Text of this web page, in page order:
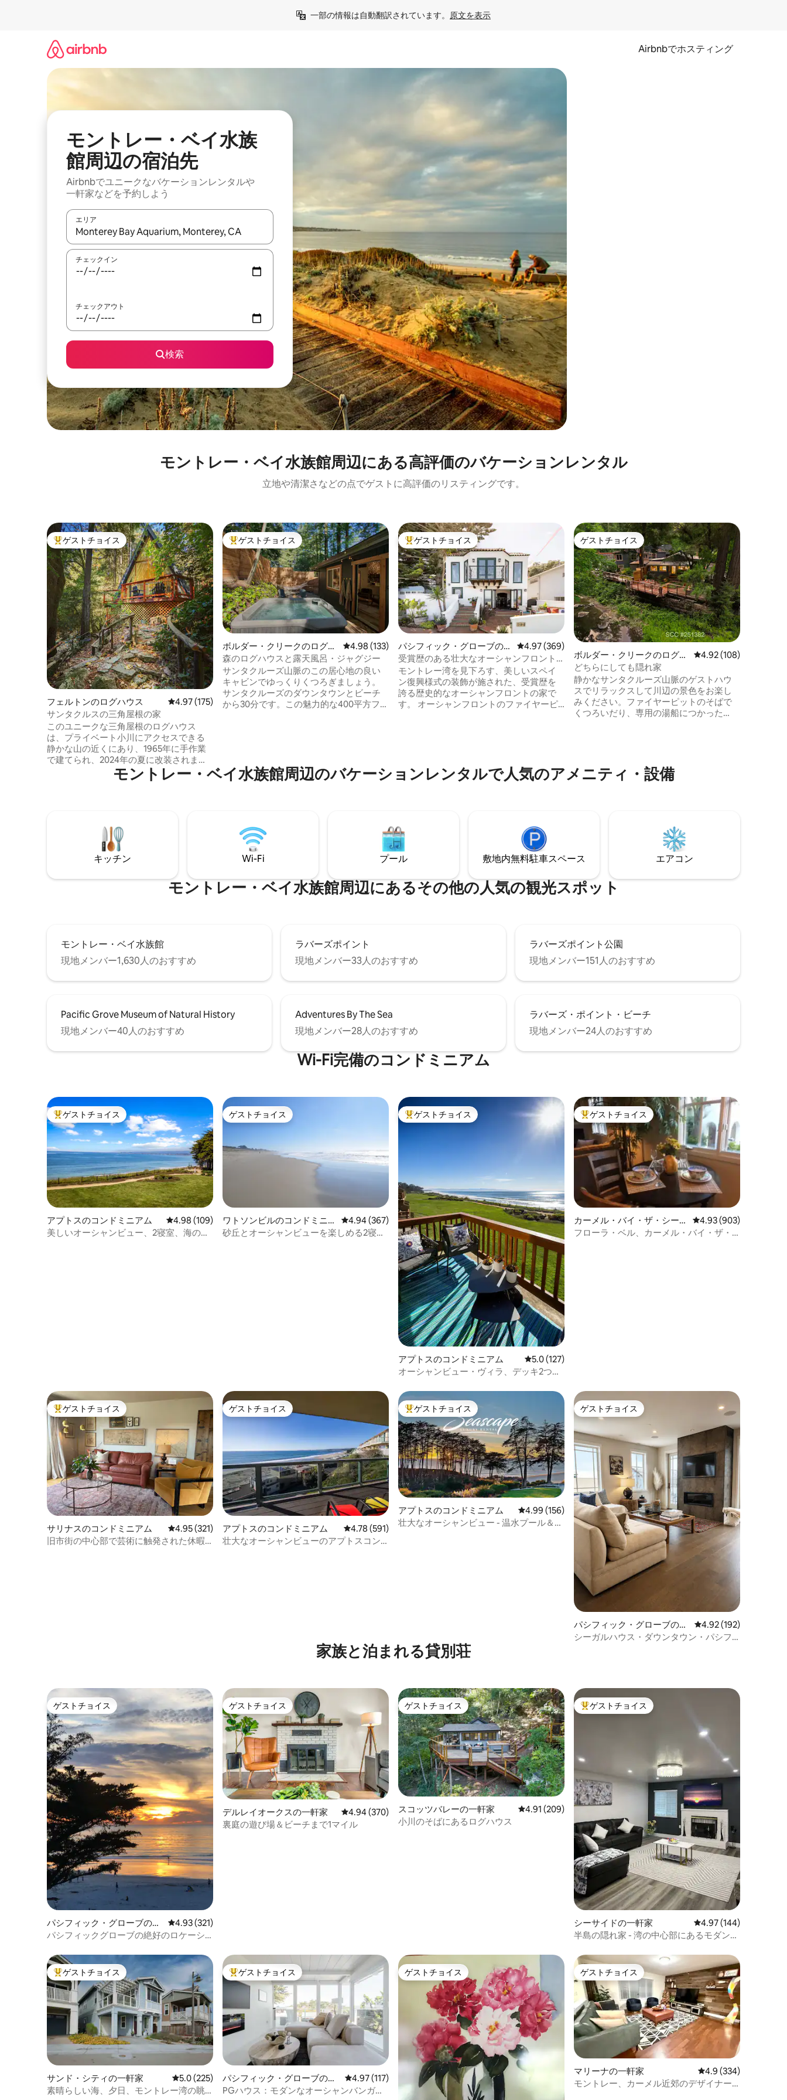
一部の情報は自動翻訳されています。 原文を表示
Airbnbでホスティング
モントレー・ベイ水族
館⁠周⁠辺⁠の宿⁠泊⁠先
Airbnbでユニークなバ⁠ケ⁠ー⁠シ⁠ョ⁠ンレ⁠ン⁠タ⁠ルや
一⁠軒⁠家な⁠ど⁠を予⁠約⁠し⁠よ⁠う
エリア
検索結果が表示されたら、上下の矢印キーを使って移動するか、画面をタッチまたはスワイプして検索結果を確認することができます。
チェックイン
チェックアウト
検索
モントレー・ベイ水族館⁠周⁠辺⁠に⁠あ⁠る高⁠評⁠価⁠のバ⁠ケ⁠ー⁠シ⁠ョ⁠ン⁠レ⁠ン⁠タ⁠ル
立地や清潔さなどの点でゲストに高評価のリスティングです。
大好評のゲストチョイスです。
ゲストチョイス
フェルトンのログハウス レビュー175件、5つ星中4.97つ星の平均評価
4.97 (175)
サンタクルスの三角屋根の家
このユニークな三角屋根のログハウス
は、プライベート小川にアクセスできる
静かな山の近くにあり、1965年に手作業
で建てられ、2024年の夏に改装されまし
ム・イン、クエイル・ホロウ・ランチ、
フェルトンの店舗まで5 ～10分。 *サンタ
クルーズ、ビーチ、ボードウォークまで
（EV充電器）まで1分 ソーシャルメディア
で私たちを見つけてください：Insta
大好評のゲストチョイスです。
ゲストチョイス
ボルダー・クリークのログハ
ウス
レビュー133件、5つ星中4.98つ星の平均評価
4.98 (133)
森のログハウスと露天風呂・ジャグジー
サンタクルーズ山脈のこの居心地の良い
キャビンでゆっくりくつろぎましょう。
サンタクルーズのダウンタウンとビーチ
から30分です。この魅力的な400平方フィ
ードには、ホットタブ、プロパン製の焚
き火台、ハンモックがあり、ゆっくりと
レビやエアコンはありません。 SCC許可
番号241449
大好評のゲストチョイスです。
ゲストチョイス
パシフィック・グローブのマ
ンション・アパート
レビュー369件、5つ星中4.97つ星の平均評価
4.97 (369)
受賞歴のある壮大なオーシャンフロント
の2ベッド2バスルーム
モントレー湾を見下ろす、美しいスペイ
ン復興様式の装飾が施された、受賞歴を
誇る歴史的なオーシャンフロントの家で
す。 オーシャンフロントのファイヤーピ
ーマンズワーフまで徒歩で行くのに理想
的な立地です。 高級レストラン、バー、
ある素晴らしい家です。
ゲストチョイス
ゲストチョイス
ボルダー・クリークのログハ
ウス
レビュー108件、5つ
4.92 (108)
どちらにしても隠れ家
静かなサンタクルーズ山脈のゲストハウ
スでリラックスして川辺の景色をお楽し
みください。ファイヤーピットのそばで
くつろいだり、専用の湯船につかった
リークのダウンタウンやサンタクルスの
ボードウォークに近く、サンタクルス郡
モントレー・ベイ水族館⁠周⁠辺⁠のバ⁠ケ⁠ー⁠シ⁠ョ⁠ン⁠レ⁠ン⁠タ⁠ル⁠で人⁠気⁠のア⁠メ⁠ニ⁠テ⁠ィ⁠・⁠設⁠備
キッチン Wi-Fi プール 敷地内無料駐⁠車ス⁠ペ⁠ー⁠ス エアコン
モントレー・ベイ水族館⁠周⁠辺⁠に⁠あ⁠るそ⁠の⁠他⁠の人⁠気⁠の観⁠光⁠ス⁠ポ⁠ッ⁠ト
モントレー・ベイ水族館
現地メンバー1,630人のおすすめ
ラバーズポイント
現地メンバー33人のおすすめ
ラバーズポイント公園
現地メンバー151人のおすすめ
Pacific Grove Museum of Natural History
現地メンバー40人のおすすめ
Adventures By The Sea
現地メンバー28人のおすすめ
ラバーズ・ポイント・ビーチ
現地メンバー24人のおすすめ
Wi-Fi完備のコンドミニアム
大好評のゲストチョイスです。
ゲストチョイス
アプトスのコンドミニアム レビュー109件、5つ星中4.98つ星の平均評価
4.98 (109)
美しいオーシャンビュー、2寝室、海の景
ゲストチョイス
ゲストチョイス
ワトソンビルのコンドミニア
ム
レビュー367件、5つ星中4.94つ星の平均評価
4.94 (367)
砂丘とオーシャンビューを楽しめる2寝室
大好評のゲストチョイスです。
ゲストチョイス
アプトスのコンドミニアム レビュー127件、5つ星中5.0つ星の平均評価
5.0 (127)
オーシャンビュー・ヴィラ、デッキ2つ、
大好評のゲストチョイスです。
ゲストチョイス
カーメル・バイ・ザ・シーの
コンドミニアム
レビュー903件、5つ星
4.93 (903)
フローラ・ベル、カーメル・バイ・ザ・
大好評のゲストチョイスです。
ゲストチョイス
サリナスのコンドミニアム レビュー321件、5つ星中4.95つ星の平均評価
4.95 (321)
旧市街の中心部で芸術に触発された休暇
ゲストチョイス
ゲストチョイス
アプトスのコンドミニアム レビュー591件、5つ星中4.78つ星の平均評価
4.78 (591)
壮大なオーシャンビューのアプトスコン
大好評のゲストチョイスです。
ゲストチョイス
アプトスのコンドミニアム レビュー156件、5つ星中4.99つ星の平均評価
4.99 (156)
壮大なオーシャンビュー - 温水プール＆ス
ゲストチョイス
ゲストチョイス
パシフィック・グローブのコ
ンドミニアム
レビュー192件、5つ
4.92 (192)
シーガルハウス・ダウンタウン・パシフ
家族と泊まれる貸別荘
ゲストチョイス
ゲストチョイス
パシフィック・グローブの一
軒家
レビュー321件、5つ星中4.93つ星の平均評価
4.93 (321)
パシフィックグローブの絶好のロケーシ
ゲストチョイス
ゲストチョイス
デルレイオークスの一軒家 レビュー370件、5つ星中4.94つ星の平均評価
4.94 (370)
裏庭の遊び場＆ビーチまで1マイル
ゲストチョイス
ゲストチョイス
スコッツバレーの一軒家 レビュー209件、5つ星中4.91つ星の平均評価
4.91 (209)
小川のそばにあるログハウス
大好評のゲストチョイスです。
ゲストチョイス
シーサイドの一軒家 レビュー144件、5つ
4.97 (144)
半島の隠れ家 - 湾の中心部にあるモダンな
大好評のゲストチョイスです。
ゲストチョイス
サンド・シティの一軒家 レビュー225件、5つ星中5.0つ星の平均評価
5.0 (225)
素晴らしい海、夕日、モントレー湾の眺
大好評のゲストチョイスです。
ゲストチョイス
パシフィック・グローブの一
軒家
レビュー117件、5つ星中4.97つ星の平均評価
4.97 (117)
PGハウス：モダンなオーシャンバンガロ
ゲストチョイス
ゲストチョイス ゲストチョイス
ゲストチョイス
マリーナの一軒家 レビュー334件、5つ
4.9 (334)
モントレー、カーメル近郊のデザイナー